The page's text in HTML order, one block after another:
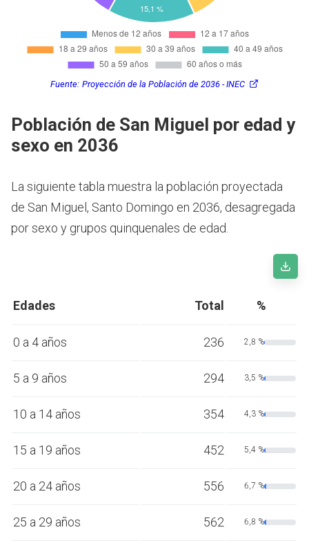
Fuente: Proyección de la Población de 2036 - INEC
Población de San Miguel por edad y
sexo en 2036
La siguiente tabla muestra la población proyectada
de San Miguel, Santo Domingo en 2036, desagregada
por sexo y grupos quinquenales de edad.
Edades Total %
0 a 4 años 236 2,8 %
5 a 9 años 294 3,5 %
10 a 14 años 354 4,3 %
15 a 19 años 452 5,4 %
20 a 24 años 556 6,7 %
25 a 29 años 562 6,8 %